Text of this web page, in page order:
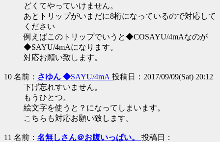
どくてやっていけません。
あとトリップがいまだに8桁になっているので対応して
ください
例えばこのトリップでいうと◆COSAYU/4mAなのが
◆SAYU/4mAになります。
対応お願い致します。
10 名前： さゆん ◆SAYU/4mA 投稿日：2017/09/09(Sat) 20:12
下げ忘れすいません。
もうひとつ。
絵文字を使うと？になってしまいます。
こちらも対応お願い致します。
11 名前： 名無しさん＠お腹いっぱい。 投稿日：